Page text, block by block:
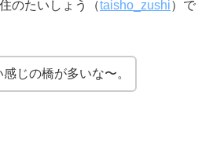
のたいしょう（taisho_zushi）で
じの橋が多いな〜。